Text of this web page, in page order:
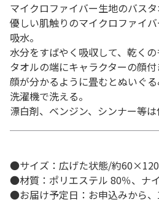
マイクロファイバー生地のバスタ
優しい肌触りのマイクロファイ
吸水。
水分をすばやく吸収して、乾くの
タオルの端にキャラクターの顔付
顔が分かるように畳むとぬいぐる
洗濯機で洗える。
漂白剤、ベンジン、シンナー等は
●サイズ：広げた状態/約
●材質：ポリエステル 80％、ナ
●お届け予定日：お申込みから